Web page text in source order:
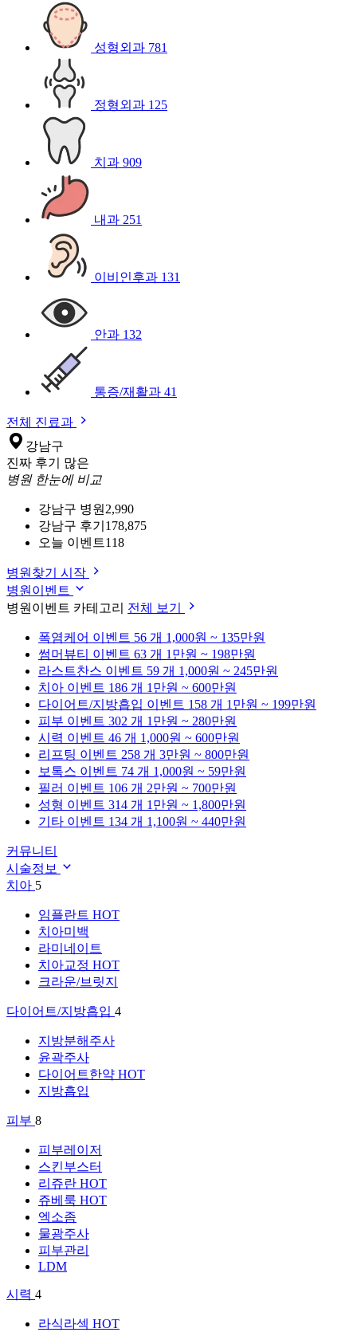
성형외과 781
정형외과 125
치과 909
내과 251
이비인후과 131
안과 132
통증/재활과 41
전체 진료과
강남구
진짜 후기 많은
병원 한눈에 비교
강남구 병원 2,990
강남구 후기 178,875
오늘 이벤트118
병원찾기 시작
병원이벤트
병원이벤트 카테고리 전체 보기
폭염케어 이벤트 56 개 1,000원 ~ 135만원
썸머뷰티 이벤트 63 개 1만원 ~ 198만원
라스트찬스 이벤트 59 개 1,000원 ~ 245만원
치아 이벤트 186 개 1만원 ~ 600만원
다이어트/지방흡입 이벤트 158 개 1만원 ~ 199만원
피부 이벤트 302 개 1만원 ~ 280만원
시력 이벤트 46 개 1,000원 ~ 600만원
리프팅 이벤트 258 개 3만원 ~ 800만원
보톡스 이벤트 74 개 1,000원 ~ 59만원
필러 이벤트 106 개 2만원 ~ 700만원
성형 이벤트 314 개 1만원 ~ 1,800만원
기타 이벤트 134 개 1,100원 ~ 440만원
커뮤니티
시술정보
치아 5
임플란트 HOT
치아미백
라미네이트
치아교정 HOT
크라운/브릿지
다이어트/지방흡입 4
지방분해주사
윤곽주사
다이어트한약 HOT
지방흡입
피부 8
피부레이저
스킨부스터
리쥬란 HOT
쥬베룩 HOT
엑소좀
물광주사
피부관리
LDM
시력 4
라식라섹 HOT